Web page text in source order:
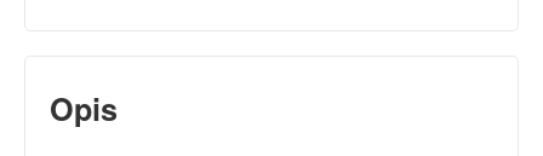
Opis